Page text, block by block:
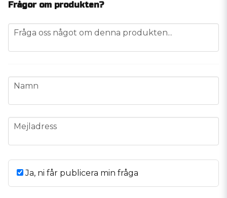
Frågor om produkten?
question
Fråga oss något om denna produkten...
name
Namn
email
Mejladress
Ja, ni får publicera min fråga